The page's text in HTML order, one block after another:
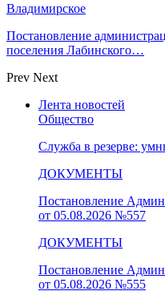
Владимирское
Постановление
поселения Лабинского…
Prev Next
Лента новостей
Общество
Служба в резерве:
ДОКУМЕНТЫ
Постановление
от 05.08.2026 №557
ДОКУМЕНТЫ
Постановление
от 05.08.2026 №555